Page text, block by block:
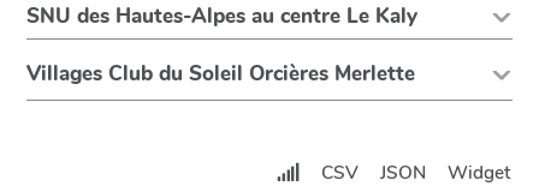
SNU des Hautes-Alpes au centre Le Kaly
Villages Club du Soleil Orcières Merlette
CSV JSON Widget